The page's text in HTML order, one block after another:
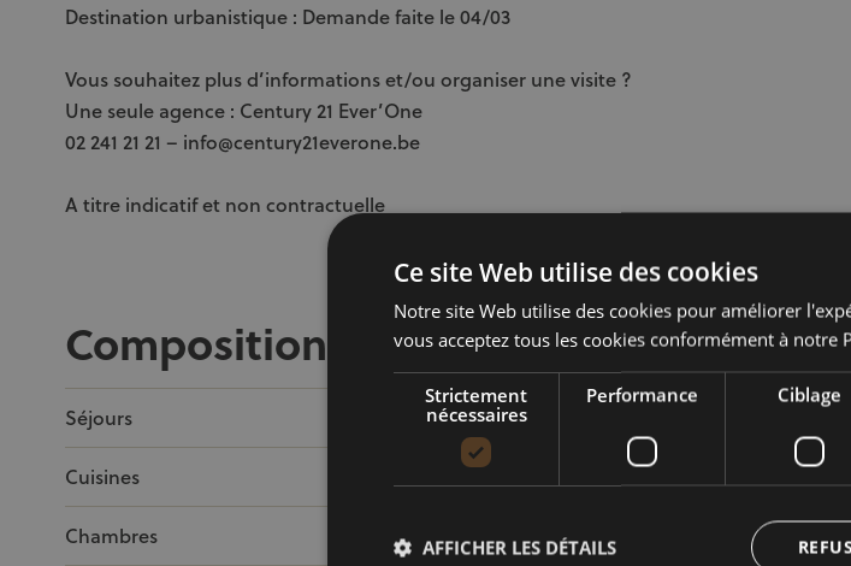
Destination urbanistique : Demande faite le 04/03
Vous souhaitez plus d’informations et/ou organiser une visite ?
Une seule agence : Century 21 Ever’One
02 241 21 21 – info@century21everone.be
A titre indicatif et non contractuelle
Composition
Séjours 1
Cuisines
Chambres 2
Ce site Web utilise des cookies
Notre site Web utilise des cookies pour améliorer
vous acceptez tous les cookies conformément à notre
Strictement
nécessaires
Performance Ciblage
AFFICHER LES DÉTAILS